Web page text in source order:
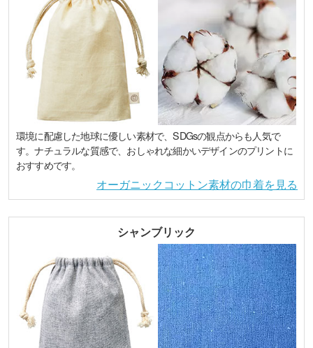
環境に配慮した地球に優しい素材で、SDGsの観点からも人気で
す。ナチュラルな質感で、おしゃれな細かいデザインのプリントに
おすすめです。
オーガニックコットン素材の巾着を見る
シャンブリック